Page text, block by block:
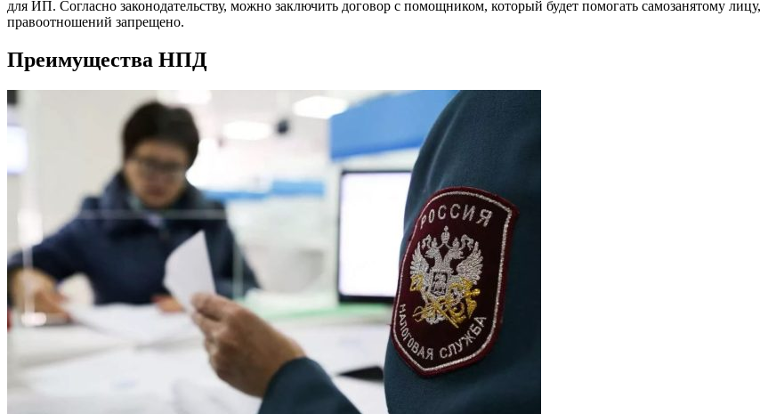
для ИП. Согласно законодательству, можно заключить договор с помощником, который будет помогать самозанятому
правоотношений запрещено.
Преимущества НПД